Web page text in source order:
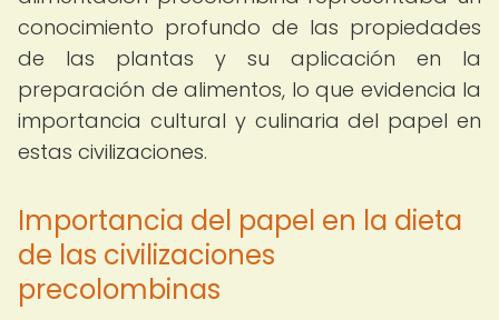
conocimiento profundo de las propiedades
de las plantas y su aplicación en la
preparación de alimentos, lo que evidencia la
importancia cultural y culinaria del papel en
estas civilizaciones.
Importancia del papel en la dieta
de las civilizaciones
precolombinas